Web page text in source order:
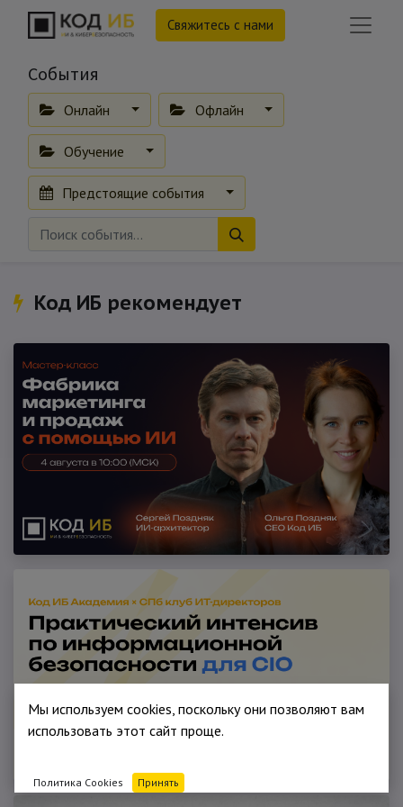
Свяжитесь с нами
События
Онлайн Офлайн
Обучение
Предстоящие события
Код ИБ рекомендует
Мы используем cookies, поскольку они позволяют вам
использовать этот сайт проще.
Политика Cookies Принять